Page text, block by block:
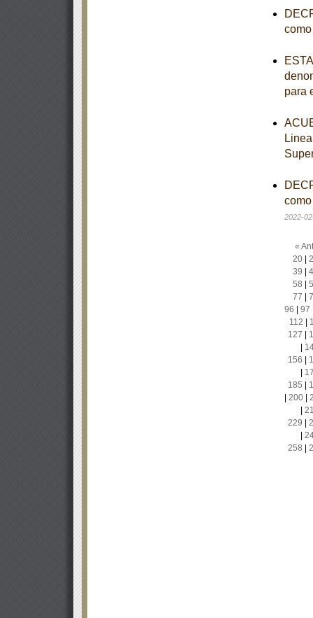
para
2022-
«
20|
39
58
77
96
97
112
127
156
185
200|
229
258